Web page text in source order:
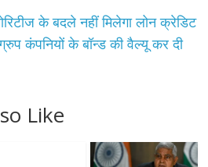
के बदले नहीं मिलेगा लोन क्रेडिट
कंपनियों के बॉन्ड की वैल्यू कर दी
Like